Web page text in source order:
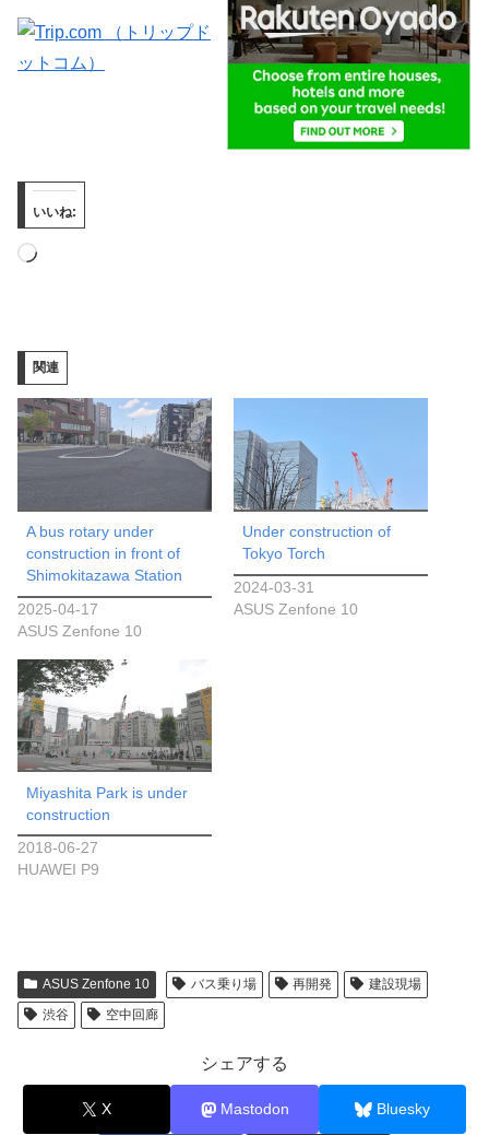
いいね:
読
み
中…
関連
A bus rotary under
construction in front of
Shimokitazawa Station
2025-04-17
ASUS Zenfone 10
Under construction of
Tokyo Torch
2024-03-31
ASUS Zenfone 10
Miyashita Park is under
construction
2018-06-27
HUAWEI P9
ASUS Zenfone 10 バス乗り場 再開発
建設現場
渋谷
空中回廊
シェアする
X Mastodon Bluesky